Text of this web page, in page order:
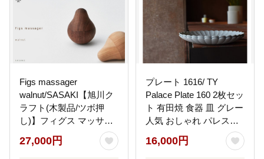
Figs massager
walnut/SASAKI【旭川ク
ラフト(木製品/ツボ押
し)】フィグス マッサー
ジャー / ササキ工芸
_03272
27,000円
プレート 1616/ TY
Palace Plate 160 2枚セッ
ト 有田焼 食器 皿 グレー
人気 おしゃれ パレスホ
テル東京 ペアプレート
eb004
16,000円